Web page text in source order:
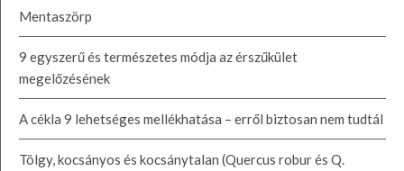
Mentaszörp
9 egyszerű és természetes módja az érszűkület
megelőzésének
A cékla 9 lehetséges mellékhatása – erről biztosan nem tudtál
Tölgy, kocsányos és kocsánytalan (Quercus robur és Q.